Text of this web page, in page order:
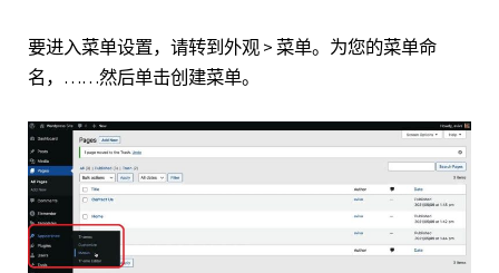
要进入菜单设置，请转到外观 > 菜单。为您的菜单命
名，……然后单击创建菜单。